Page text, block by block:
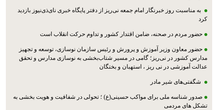
به مناسبت روز خبرنگار امام جمعه نی‌ریز از دفتر پایگاه خبری نای‌ذی‌نیوز بازدید
کرد
حضور مردم در صحنه، ضامن اقتدار کشور و تداوم حرکت انقلاب است
حضور معاون وزیر آموزش و پرورش و رئیس سازمان نوسازی، توسعه و تجهیز
مدارس کشور در نی‌ریز؛ گامی در مسیر شتاب‌بخشی به نوسازی مدارس و تحقق
عدالت آموزشی در نی ریز ، استهبان و بختگان
شگفتی‌های شیر مادر
صدور شناسه ملی برای مواکب حسینی(ع) ؛ تحولی در شفافیت و هویت بخشی به
تشکل های مردمی